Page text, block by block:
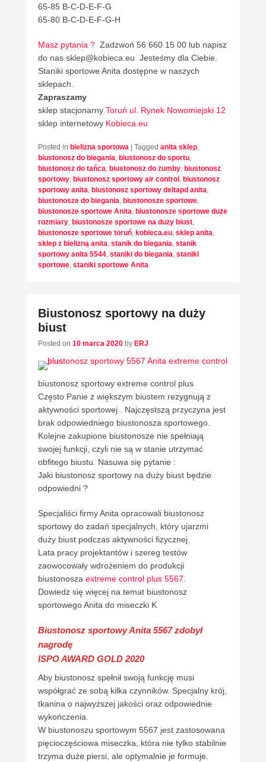
65-85 B-C-D-E-F-G
65-80 B-C-D-E-F-G-H
Masz pytania ? Zadzwoń 56 660 15 00 lub napisz
do nas sklep@kobieca.eu Jesteśmy dla Ciebie.
Staniki sportowe Anita dostępne w naszych
sklepach.
Zapraszamy
sklep stacjonarny Toruń ul. Rynek Nowomiejski 12
sklep internetowy Kobieca.eu
Posted in bielizna sportowa Tagged anita sklep,
biustonosz do biegania, biustonosz do sportu,
biustonosz do tańca, biustonosz do zumby, biustonosz
sportowy, biustonosz sportowy air control , biustonosz
sportowy anita, biustonosz sportowy deltapd anita,
biustonosze do biegania, biustonosze sportowe,
biustonosze sportowe Anita, biustonosze sportowe duże
rozmiary, biustonosze sportowe na duzy biust,
biustonosze sportowe toruń, kobieca.eu, sklep anita,
sklep z bielizną anita, stanik do biegania, stanik
sportowy anita 5544, staniki do biegania, staniki
sportowe, staniki sportowe Anita
Biustonosz sportowy na duży
biust
Posted on 10 marca 2020 by ERJ
biustonosz sportowy extreme control plus
Często Panie z większym biustem rezygnują z
aktywności sportowej . Najczęstszą przyczyna jest
brak odpowiedniego biustonosza sportowego.
Kolejne zakupione biustonosze nie spełniają
swojej funkcji, czyli nie są w stanie utrzymać
obfitego biustu. Nasuwa się pytanie :
Jaki biustonosz sportowy na duży biust będzie
odpowiedni ?
Specjaliści firmy Anita opracowali biustonosz
sportowy do zadań specjalnych, który ujarzmi
duży biust podczas aktywności fizycznej.
Lata pracy projektantów i szereg testów
zaowocowały wdrożeniem do produkcji
biustonosza extreme control plus 5567.
Dowiedz się więcej na temat biustonosz
sportowego Anita do miseczki K
Biustonosz sportowy Anita 5567 zdobył
nagrodę
ISPO AWARD GOLD 2020
Aby biustonosz spełnił swoją funkcję musi
współgrać ze sobą kilka czynników. Specjalny krój,
tkanina o najwyższej jakości oraz odpowiednie
wykończenia.
W biustonoszu sportowym 5567 jest zastosowana
pięcioczęściowa miseczka, która nie tylko stabilnie
trzyma duże piersi, ale optymalnie je formuje.